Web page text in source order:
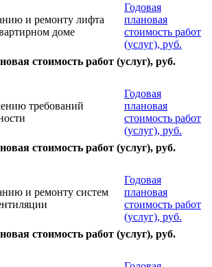
и ремонту лифта
доме
Годовая
плановая
стоимость работ
(услуг), руб.
стоимость работ (услуг), руб.
требований
Годовая
плановая
стоимость работ
(услуг), руб.
стоимость работ (услуг), руб.
и ремонту систем
Годовая
плановая
стоимость работ
(услуг), руб.
стоимость работ (услуг), руб.